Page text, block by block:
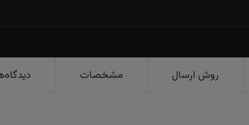
روش ارسال مشخصات